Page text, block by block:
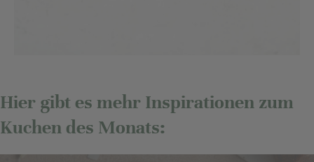
Hier gibt es mehr Inspirationen zum
Kuchen des Monats: